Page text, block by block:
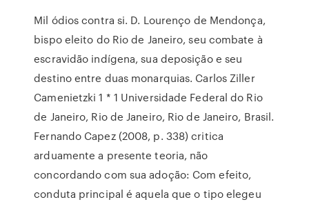
Mil ódios contra si. D. Lourenço de Mendonça,
bispo eleito do Rio de Janeiro, seu combate à
escravidão indígena, sua deposição e seu
destino entre duas monarquias. Carlos Ziller
Camenietzki 1 * 1 Universidade Federal do Rio
de Janeiro, Rio de Janeiro, Rio de Janeiro, Brasil.
Fernando Capez (2008, p. 338) critica
arduamente a presente teoria, não
concordando com sua adoção: Com efeito,
conduta principal é aquela que o tipo elegeu